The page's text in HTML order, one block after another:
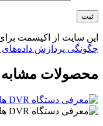
این سایت از اکیسمت
چگونگی پردازش داده‌های
محصولات مشابه